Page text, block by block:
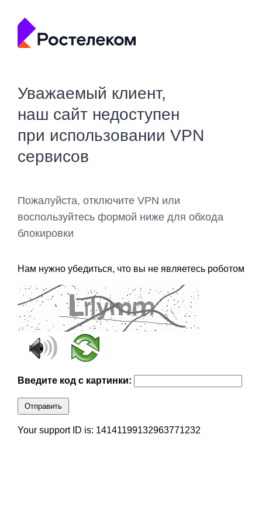
Уважаемый клиент,
наш сайт недоступен
при использовании VPN
сервисов
Пожалуйста, отключите VPN или
воспользуйтесь формой ниже для обхода
блокировки
Нам нужно убедиться, что вы не являетесь роботом
Введите код с картинки:
Отправить
Your support ID is: 14141199132963771232